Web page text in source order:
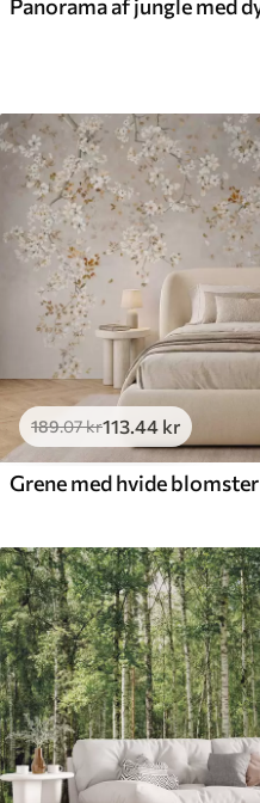
Panorama af jungle med
189.07kr113 .44 kr